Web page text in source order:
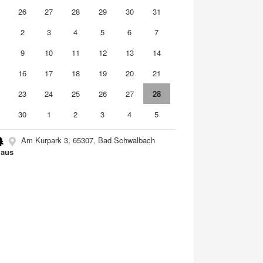
26 27 28 29 30
31
2 3 4 5 6
7
9 10 11 12 13
14
16 17 18 19 20
21
23 24 25 26 27
28
30 1 2 3 4 5
Am Kurpark 3, 65307, Bad Schwalbach